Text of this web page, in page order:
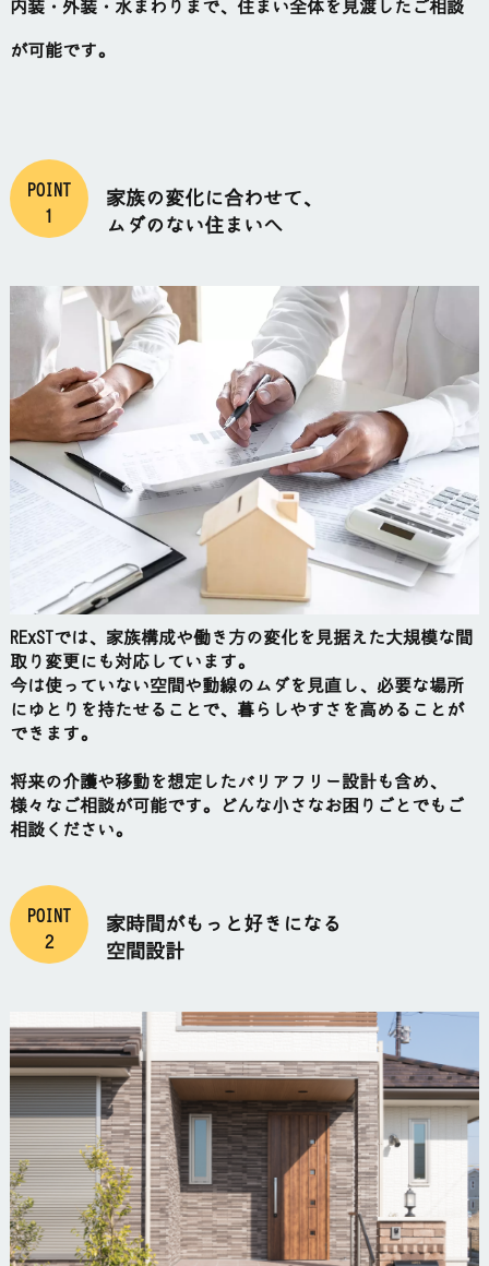
内装・外装・水まわりまで、住まい全体を見渡したご相談
が可能です。
POINT
1
家族の変化に合わせて、
ムダのない住まいへ
RExSTでは、家族構成や働き方の変化を見据えた大規模な間
取り変更にも対応しています。
今は使っていない空間や動線のムダを見直し、必要な場所
にゆとりを持たせることで、暮らしやすさを高めることが
できます。
将来の介護や移動を想定したバリアフリー設計も含め、
様々なご相談が可能です。どんな小さなお困りごとでもご
相談ください。
POINT
2
家時間がもっと好きになる
空間設計